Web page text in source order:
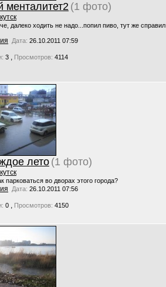
менталитет2 (1 фото)
далеко ходить не надо...попил пиво, тут же справил
Дата: 26.10.2011 07:59
3 , Просмотров: 4114
лето (1 фото)
парковаться во дворах этого города?
Дата: 26.10.2011 07:56
0 , Просмотров: 4150